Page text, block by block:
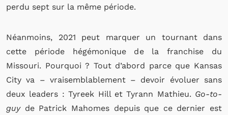
perdu sept sur la même période.
Néanmoins, 2021 peut marquer un tournant dans
cette période hégémonique de la franchise du
Missouri. Pourquoi ? Tout d’abord parce que Kansas
City va – vraisemblablement – devoir évoluer sans
deux leaders : Tyreek Hill et Tyrann Mathieu. Go-to-
guyde Patrick Mahomes depuis que ce dernier est